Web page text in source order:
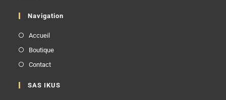
Navigation
Accueil
Boutique
Contact
SAS IKUS